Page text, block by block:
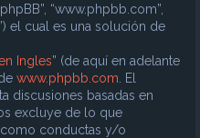
“www.phpbb.com”,
el cual es una solución de
Ingles” (de aquí en adelante
www.phpbb.com . El
discusiones basadas en
excluye de lo que
conductas y/o